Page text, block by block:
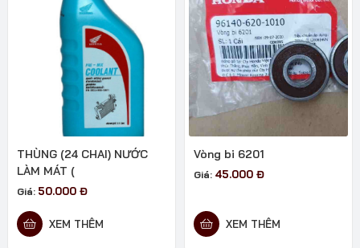
THÙNG (24 CHAI) NƯỚC
LÀM MÁT (
Giá: 50.000 Đ
XEM THÊM
Vòng bi 6201
Giá: 45.000 Đ
XEM THÊM